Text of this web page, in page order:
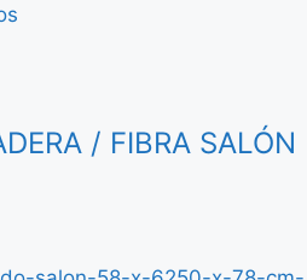
/ FIBRA SALÓN